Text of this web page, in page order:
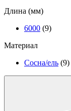
Длина (мм)
6000 (9)
Материал
Сосна/ель (9)